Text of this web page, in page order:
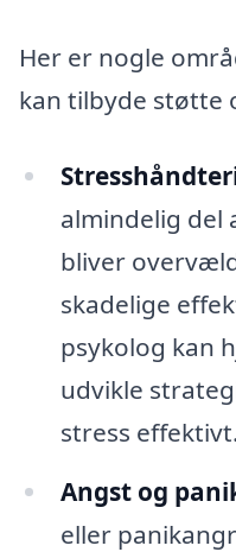
Her er nogle
kan tilbyde støtte
almindelig del
bliver
skadelige
psykolog kan
udvikle
stress effektivt.
Angst og
eller